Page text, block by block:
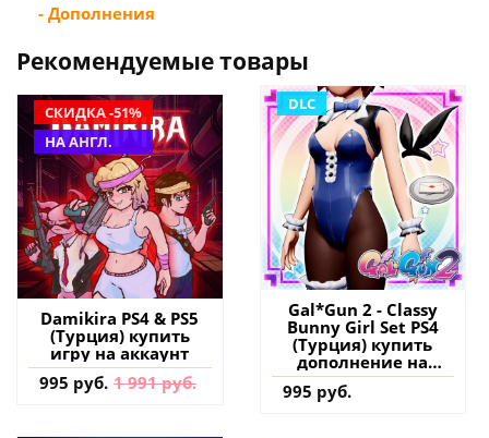
- Дополнения
Рекомендуемые товары
СКИДКА -51%
НА АНГЛ.
Damikira PS4 & PS5
(Турция) купить
игру на аккаунт
995 руб. 1 991 руб.
DLC
Gal*Gun 2 - Classy
Bunny Girl Set PS4
(Турция) купить
дополнение на
аккаунт
995 руб.